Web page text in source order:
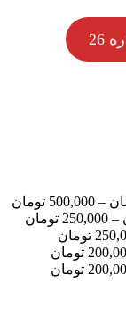
26
–
500,000 تومان
–
250,000 تومان
تومان
تومان
تومان